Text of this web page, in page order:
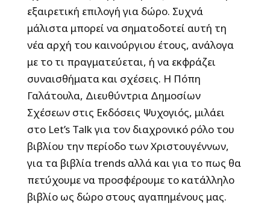
εξαιρετική επιλογή για δώρο. Συχνά
μάλιστα μπορεί να σηματοδοτεί αυτή τη
νέα αρχή του καινούργιου έτους, ανάλογα
με το τι πραγματεύεται, ή να εκφράζει
συναισθήματα και σχέσεις. Η Πόπη
Γαλάτουλα, Διευθύντρια Δημοσίων
Σχέσεων στις Εκδόσεις Ψυχογιός, μιλάει
στο Let’s Talk για τον διαχρονικό ρόλο του
βιβλίου την περίοδο των Χριστουγέννων,
για τα βιβλία trends αλλά και για το πως θα
πετύχουμε να προσφέρουμε το κατάλληλο
βιβλίο ως δώρο στους αγαπημένους μας.